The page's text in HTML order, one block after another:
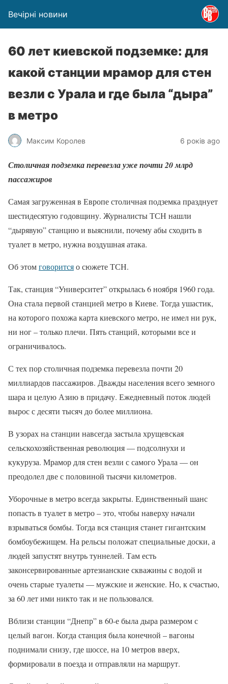
Вечірні новини
60 лет киевской подземке: для
какой станции мрамор для стен
везли с Урала и где была “дыра”
в метро
Максим Королев 6 років ago
Столичная подземка перевезла уже почти 20 млрд
пассажиров
Самая загруженная в Европе столичная подземка празднует
шестидесятую годовщину. Журналисты ТСН нашли
“дырявую” станцию и выяснили, почему абы сходить в
туалет в метро, нужна воздушная атака.
Об этомговоритсяо сюжете ТСН.
Так, станция “Университет” открылась 6 ноября 1960 года.
Она стала первой станцией метро в Киеве. Тогда ушастик,
на которого похожа карта киевского метро, не имел ни рук,
ни ног – только плечи. Пять станций, которыми все и
ограничивалось.
С тех пор столичная подземка перевезла почти 20
миллиардов пассажиров. Дважды населения всего земного
шара и целую Азию в придачу. Ежедневный поток людей
вырос с десяти тысяч до более миллиона.
В узорах на станции навсегда застыла хрущевская
сельскохозяйственная революция — подсолнухи и
кукуруза. Мрамор для стен везли с самого Урала — он
преодолел две с половиной тысячи километров.
Уборочные в метро всегда закрыты. Единственный шанс
попасть в туалет в метро – это, чтобы наверху начали
взрываться бомбы. Тогда вся станция станет гигантским
бомбоубежищем. На рельсы положат специальные доски, а
людей запустят внутрь туннелей. Там есть
законсервированные артезианские скважины с водой и
очень старые туалеты — мужские и женские. Но, к счастью,
за 60 лет ими никто так и не пользовался.
Вблизи станции “Днепр” в 60-е была дыра размером с
целый вагон. Когда станция была конечной – вагоны
поднимали снизу, где шоссе, на 10 метров вверх,
формировали в поезда и отправляли на маршрут.